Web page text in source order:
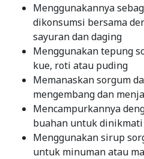
Menggunakannya
dikonsumsi bersama
sayuran dan daging
Menggunakan tepung
kue, roti atau puding
Memanaskan sorgum
mengembang dan
Mencampurkannya
buahan untuk
Menggunakan sirup
untuk minuman atau